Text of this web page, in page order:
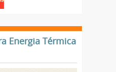
Energia Térmica